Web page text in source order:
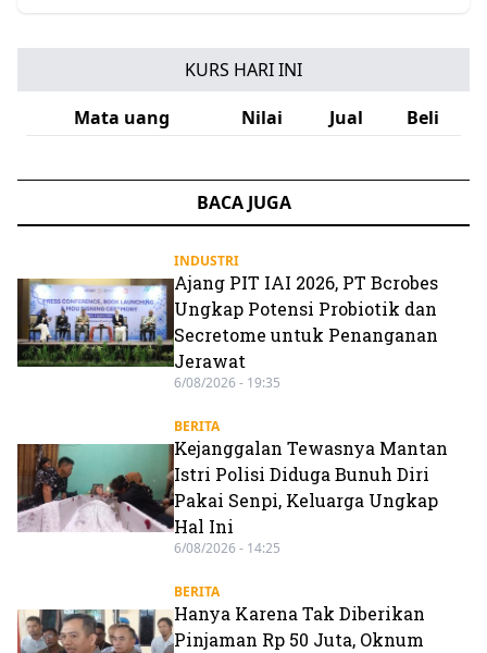
KURS HARI INI
Mata uang
Nilai Jual Beli
BACA JUGA
INDUSTRI
Ajang PIT IAI 2026, PT Bcrobes
Ungkap Potensi Probiotik dan
Secretome untuk Penanganan
Jerawat
6/08/2026 - 19:35
BERITA
Kejanggalan Tewasnya Mantan
Istri Polisi Diduga Bunuh Diri
Pakai Senpi, Keluarga Ungkap
Hal Ini
6/08/2026 - 14:25
BERITA
Hanya Karena Tak Diberikan
Pinjaman Rp 50 Juta, Oknum